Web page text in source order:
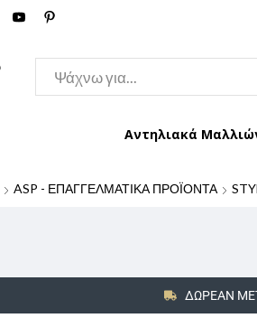
Αντηλιακά
ASP - ΕΠΑΓΓΕΛΜΑΤΙΚΑ ΠΡΟΪΟΝΤΑ
ΔΩΡΕΑΝ